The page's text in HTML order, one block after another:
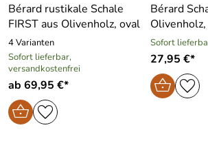
Bérard rustikale Schale
FIRST aus Olivenholz, oval
4 Varianten
Sofort lieferbar,
versandkostenfrei
ab 69,95 €*
Bérard
Sofort
27,95 €*